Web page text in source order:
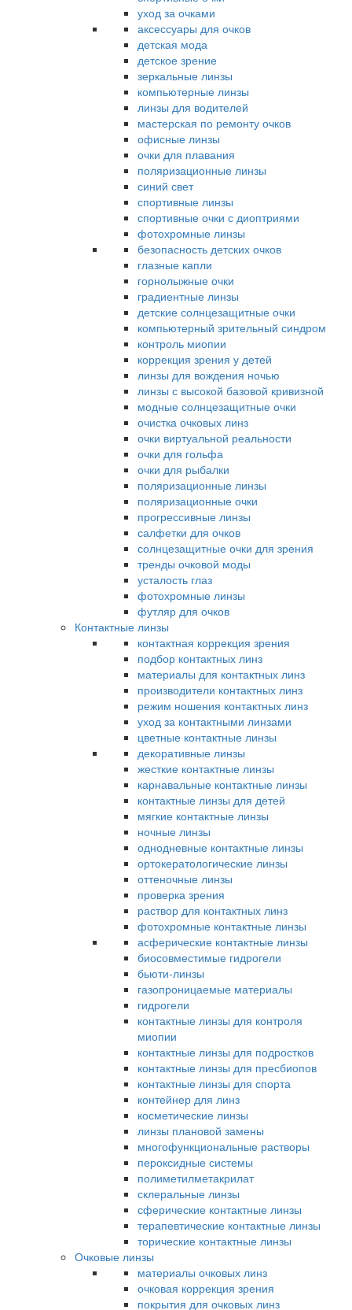
уход за очками
аксессуары для очков
детская мода
детское зрение
зеркальные линзы
компьютерные линзы
линзы для водителей
мастерская по ремонту очков
офисные линзы
очки для плавания
поляризационные линзы
синий свет
спортивные линзы
спортивные очки с диоптриями
фотохромные линзы
безопасность детских очков
глазные капли
горнолыжные очки
градиентные линзы
детские солнцезащитные очки
компьютерный зрительный синдром
контроль миопии
коррекция зрения у детей
линзы для вождения ночью
линзы с высокой базовой кривизной
модные солнцезащитные очки
очистка очковых линз
очки виртуальной реальности
очки для гольфа
очки для рыбалки
поляризационные линзы
поляризационные очки
прогрессивные линзы
салфетки для очков
солнцезащитные очки для зрения
тренды очковой моды
усталость глаз
фотохромные линзы
футляр для очков
Контактные линзы
контактная коррекция зрения
подбор контактных линз
материалы для контактных линз
производители контактных линз
режим ношения контактных линз
уход за контактными линзами
цветные контактные линзы
декоративные линзы
жесткие контактные линзы
карнавальные контактные линзы
контактные линзы для детей
мягкие контактные линзы
ночные линзы
однодневные контактные линзы
ортокератологические линзы
оттеночные линзы
проверка зрения
раствор для контактных линз
фотохромные контактные линзы
асферические контактные линзы
биосовместимые гидрогели
бьюти-линзы
газопроницаемые материалы
гидрогели
контактные линзы для контроля
миопии
контактные линзы для подростков
контактные линзы для пресбиопов
контактные линзы для спорта
контейнер для линз
косметические линзы
линзы плановой замены
многофункциональные растворы
пероксидные системы
полиметилметакрилат
склеральные линзы
сферические контактные линзы
терапевтические контактные линзы
торические контактные линзы
Очковые линзы
материалы очковых линз
очковая коррекция зрения
покрытия для очковых линз